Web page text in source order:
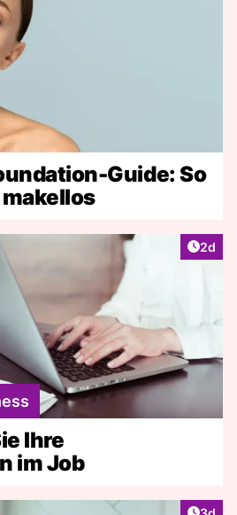
Guide: So
2d
Ihre
im Job